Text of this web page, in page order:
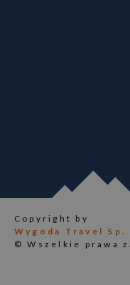
Copyright by
Wygoda Travel Sp.
© Wszelkie prawa